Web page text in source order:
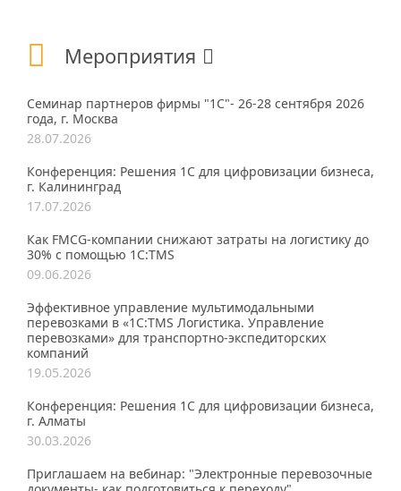
Мероприятия
Семинар партнеров фирмы "1С"- 26-28 сентября 2026
года, г. Москва
28.07.2026
Конференция: Решения 1С для цифровизации бизнеса,
г. Калининград
17.07.2026
Как FMCG-компании снижают затраты на логистику до
30% с помощью 1С:TMS
09.06.2026
Эффективное управление мультимодальными
перевозками в «1С:TMS Логистика. Управление
перевозками» для транспортно-экспедиторских
компаний
19.05.2026
Конференция: Решения 1С для цифровизации бизнеса,
г. Алматы
30.03.2026
Приглашаем на вебинар: "Электронные перевозочные